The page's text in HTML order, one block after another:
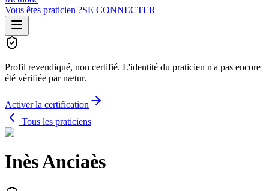
Vous êtes praticien ?SE CONNECTER
Profil revendiqué, non certifié. L'identité du praticien n'a pas encore
été vérifiée par nætur.
Activer la certification
Tous les praticiens
Inès Anciaès